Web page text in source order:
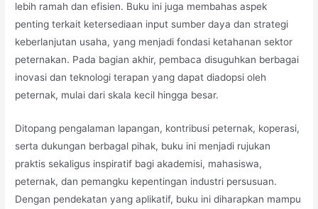
lebih ramah dan efisien. Buku ini juga membahas aspek
penting terkait ketersediaan input sumber daya dan strategi
keberlanjutan usaha, yang menjadi fondasi ketahanan sektor
peternakan. Pada bagian akhir, pembaca disuguhkan berbagai
inovasi dan teknologi terapan yang dapat diadopsi oleh
peternak, mulai dari skala kecil hingga besar.
Ditopang pengalaman lapangan, kontribusi peternak, koperasi,
serta dukungan berbagal pihak, buku ini menjadi rujukan
praktis sekaligus inspiratif bagi akademisi, mahasiswa,
peternak, dan pemangku kepentingan industri persusuan.
Dengan pendekatan yang aplikatif, buku ini diharapkan mampu